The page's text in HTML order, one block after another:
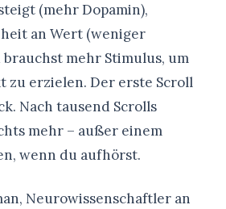
(mehr Dopamin),
an Wert (weniger
brauchst mehr Stimulus, um
zu erzielen. Der erste Scroll
Nach tausend Scrolls
mehr – außer einem
wenn du aufhörst.
Neurowissenschaftler an